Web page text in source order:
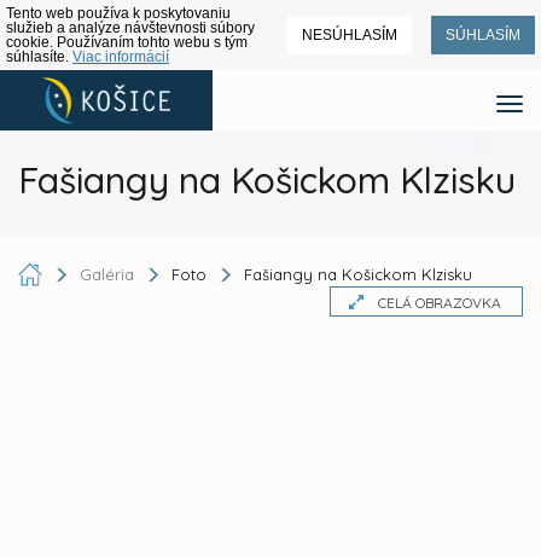
Tento web používa k poskytovaniu
služieb a analýze návštevnosti súbory
cookie. Používaním tohto webu s tým
súhlasíte. Viac informácií
NESÚHLASÍM SÚHLASÍM
Fašiangy na Košickom Klzisku
Galéria Foto Fašiangy na Košickom Klzisku
CELÁ OBRAZOVKA